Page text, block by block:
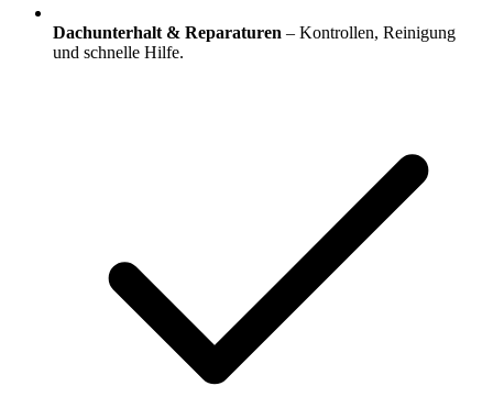
Dachunterhalt & Reparaturen – Kontrollen, Reinigung
und schnelle Hilfe.